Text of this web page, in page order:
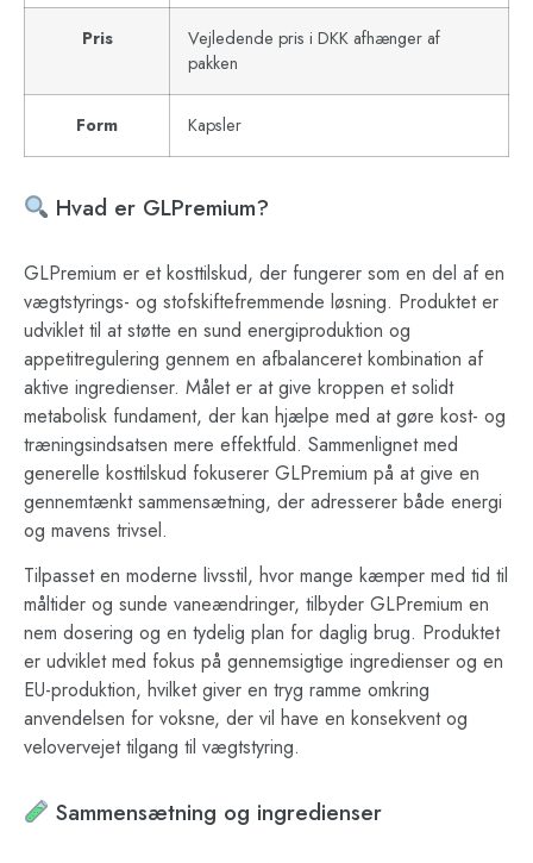
Pris
Vejledende pris i DKK afhænger af
pakken
Form Kapsler
Hvad er GLPremium?
GLPremium er et kosttilskud, der fungerer som en del af en
vægtstyrings- og stofskiftefremmende løsning. Produktet er
udviklet til at støtte en sund energiproduktion og
appetitregulering gennem en afbalanceret kombination af
aktive ingredienser. Målet er at give kroppen et solidt
metabolisk fundament, der kan hjælpe med at gøre kost- og
træningsindsatsen mere effektfuld. Sammenlignet med
generelle kosttilskud fokuserer GLPremium på at give en
gennemtænkt sammensætning, der adresserer både energi
og mavens trivsel.
Tilpasset en moderne livsstil, hvor mange kæmper med tid til
måltider og sunde vaneændringer, tilbyder GLPremium en
nem dosering og en tydelig plan for daglig brug. Produktet
er udviklet med fokus på gennemsigtige ingredienser og en
EU-produktion, hvilket giver en tryg ramme omkring
anvendelsen for voksne, der vil have en konsekvent og
velovervejet tilgang til vægtstyring.
Sammensætning og ingredienser